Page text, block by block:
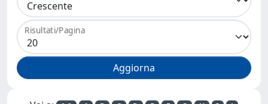
Risultati/Pagina